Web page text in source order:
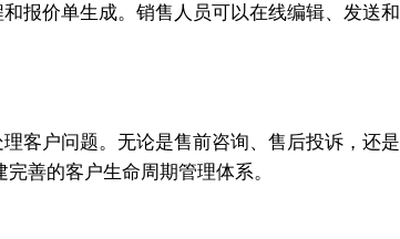
报价单生成。销售人员可以在线编辑、发送
客户问题。无论是售前咨询、售后投诉，还
善的客户生命周期管理体系。